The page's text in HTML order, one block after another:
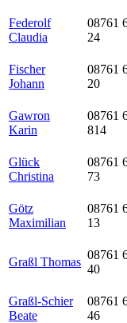
Federolf
Claudia
08761
24
Fischer
Johann
08761
20
Gawron
Karin
08761
814
Glück
Christina
08761
73
Götz
Maximilian
08761
13
Graßl Thomas
08761
40
Graßl-Schier
Beate
08761
46